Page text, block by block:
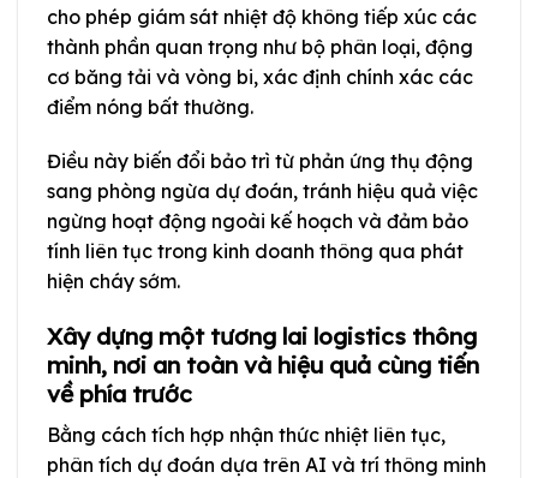
cho phép giám sát nhiệt độ không tiếp xúc các
thành phần quan trọng như bộ phân loại, động
cơ băng tải và vòng bi, xác định chính xác các
điểm nóng bất thường.
Điều này biến đổi bảo trì từ phản ứng thụ động
sang phòng ngừa dự đoán, tránh hiệu quả việc
ngừng hoạt động ngoài kế hoạch và đảm bảo
tính liên tục trong kinh doanh thông qua phát
hiện cháy sớm.
Xây dựng một tương lai logistics thông
minh, nơi an toàn và hiệu quả cùng tiến
về phía trước
Bằng cách tích hợp nhận thức nhiệt liên tục,
phân tích dự đoán dựa trên AI và trí thông minh